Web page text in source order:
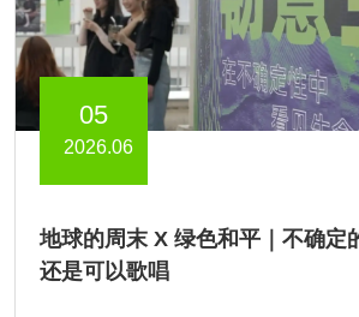
05
2026.06
地球的周末 X 绿色和平｜不确定
还是可以歌唱